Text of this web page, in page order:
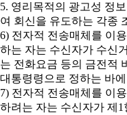
5. 영리목적의 광고성 정
여 회신을 유도하는 각종
6) 전자적 전송매체를 이
하는 자는 수신자가 수신
는 전화요금 등의 금전적
대통령령으로 정하는 바
7) 전자적 전송매체를 이
하려는 자는 수신자가 제